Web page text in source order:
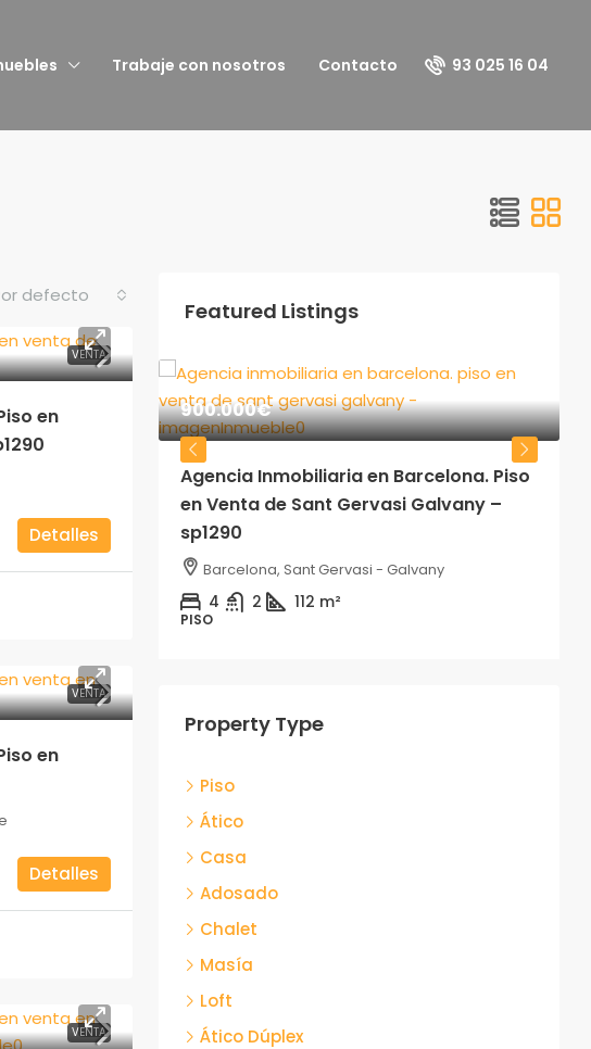
Trabaje con nosotros Contacto 93 025 16 04
defecto
VENTA
en
Detalles
VENTA
en
Detalles
VENTA
Featured Listings
900.000€
Agencia Inmobiliaria en Barcelona. Piso
en Venta de Sant Gervasi Galvany –
sp1290
Barcelona, Sant Gervasi - Galvany
4 2 112 m²
PISO
Property Type
Piso
Ático
Casa
Adosado
Chalet
Masía
Loft
Ático Dúplex